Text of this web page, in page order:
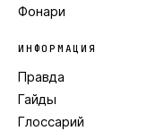
Фонари
ИНФОРМАЦИЯ
Правда
Гайды
Глоссарий